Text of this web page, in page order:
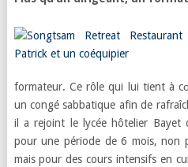
formateur. Ce rôle qui lui tient à
un congé sabbatique afin de
il a rejoint le lycée hôtelier Bayet
pour une période de 6 mois, non
mais pour des cours intensifs en